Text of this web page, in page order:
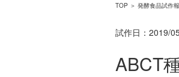
TOP ＞ 発酵食品試作
試作日： 2019/
ABCT